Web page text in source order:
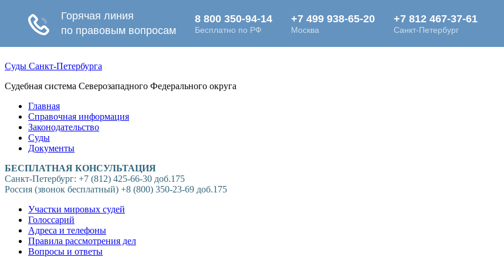
Суды Санкт-Петербурга
Судебная система Северозападного Федерального округа
Главная
Справочная информация
Законодательство
Суды
Документы
БЕСПЛАТНАЯ КОНСУЛЬТАЦИЯ
Санкт-Петербург: +7 (812) 425-66-30 доб.175
Россия (звонок бесплатный) +8 (800) 350-23-69 доб.175
Участки мировых судей
Голоссарий
Адреса и телефоны
Правила рассмотрения дел
Вопросы и ответы